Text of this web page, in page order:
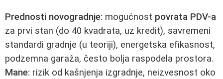
Prednosti novogradnje: mogućnost povrata PDV-a
za prvi stan (do 40 kvadrata, uz kredit), savremeni
standardi gradnje (u teoriji), energetska efikasnost,
podzemna garaža, često bolja raspodela prostora.
Mane: rizik od kašnjenja izgradnje, neizvesnost oko